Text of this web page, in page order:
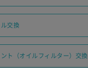
交換
ト（オイルフィルター）交換